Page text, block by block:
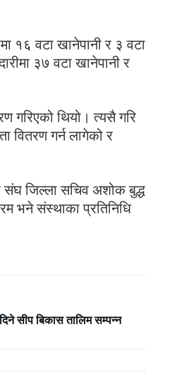
१६ वटा खानेपानी र ३ वटा
३७ वटा खानेपानी र
गरिएको थियो। त्यसै गरि
वितरण गर्न लागेको र
संघ जिल्ला सचिव अशोक बुद्ध
भने संस्थाका प्रतिनिधि
सीप बिकास तालिम सम्पन्न